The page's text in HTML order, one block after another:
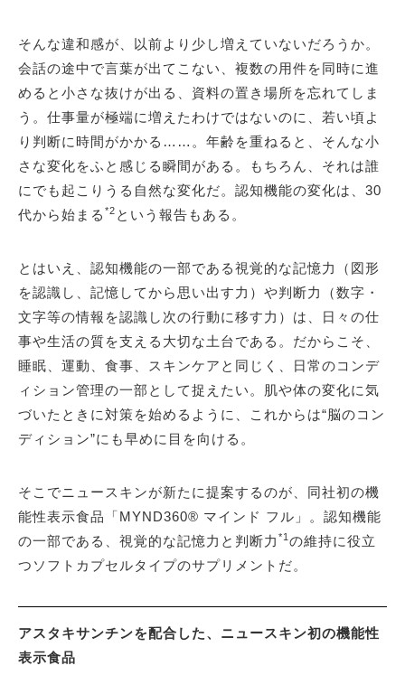
そんな違和感が、以前より少し増えていないだろうか。
会話の途中で言葉が出てこない、複数の用件を同時に進
めると小さな抜けが出る、資料の置き場所を忘れてしま
う。仕事量が極端に増えたわけではないのに、若い頃よ
り判断に時間がかかる……。年齢を重ねると、そんな小
さな変化をふと感じる瞬間がある。もちろん、それは誰
にでも起こりうる自然な変化だ。認知機能の変化は、30
代から始まる *2 という報告もある。
とはいえ、認知機能の一部である視覚的な記憶力（図形
を認識し、記憶してから思い出す力）や判断力（数字・
文字等の情報を認識し次の行動に移す力）は、日々の仕
事や生活の質を支える大切な土台である。だからこそ、
睡眠、運動、食事、スキンケアと同じく、日常のコンデ
ィション管理の一部として捉えたい。肌や体の変化に気
づいたときに対策を始めるように、これからは“脳のコン
ディション”にも早めに目を向ける。
そこでニュースキンが新たに提案するのが、同社初の機
能性表示食品「MYND360® マインド フル」。認知機能
の一部である、視覚的な記憶力と判断力 *1 の維持に役立
つソフトカプセルタイプのサプリメントだ。
アスタキサンチンを配合した、ニュースキン初の機能性
表示食品